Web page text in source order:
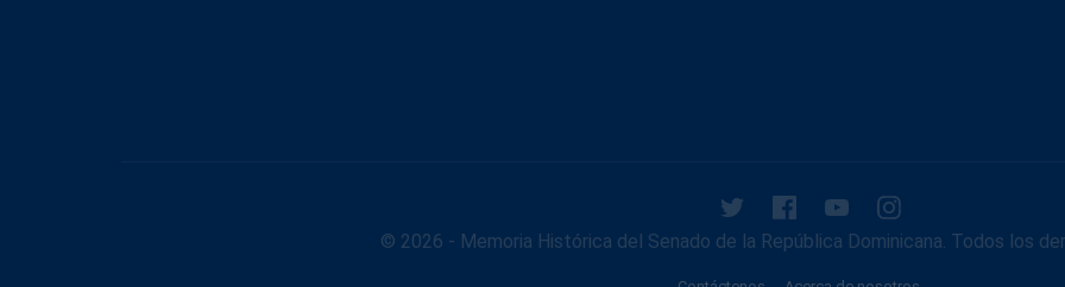
© 2026 - Memoria Histórica del Senado de la República Dominicana. Todos los